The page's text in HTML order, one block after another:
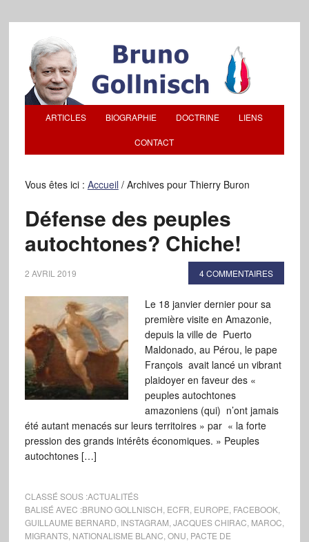
ARTICLES BIOGRAPHIE DOCTRINE LIENS
CONTACT
Vous êtes ici : Accueil /Archives pour Thierry Buron
Défense des peuples
autochtones? Chiche!
2 AVRIL 2019 4 COMMENTAIRES
Le 18 janvier dernier pour sa
première visite en Amazonie,
depuis la ville de Puerto
Maldonado, au Pérou, le pape
François avait lancé un vibrant
plaidoyer en faveur des «
peuples autochtones
amazoniens (qui) n’ont jamais
été autant menacés sur leurs territoires » par « la forte
pression des grands intérêts économiques. » Peuples
autochtones […]
CLASSÉ SOUS :ACTUALITÉS
BALISÉ AVEC :BRUNO GOLLNISCH ECFR EUROPE FACEBOOK,
GUILLAUME BERNARD INSTAGRAM JACQUES CHIRAC MAROC
MIGRANTS, NATIONALISME BLANC ONU PACTE DE